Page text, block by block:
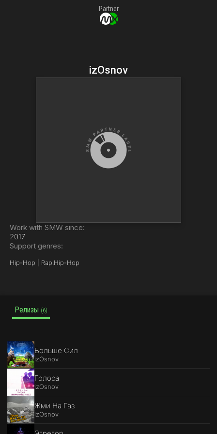
Partner
izOsnov
Work with SMW since:
2017
Support genres:
Hip-Hop | Rap, Hip-Hop
Релизы (6)
Больше Сил
izOsnov
Голоса
izOsnov
Жми На Газ
izOsnov